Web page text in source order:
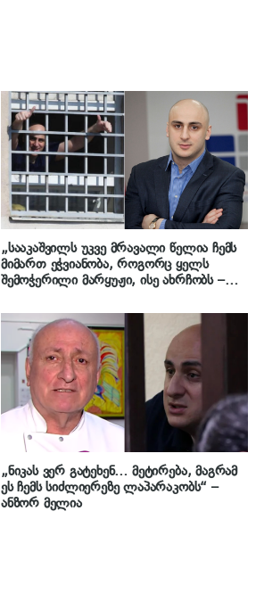
„სააკაშვილს უკვე მრავალი წელია ჩემს
მიმართ ეჭვიანობა, როგორც ყელს
შემოჭერილი მარყუჟი, ისე ახრჩობს –
პროზაულია – სადაც სააკაშვილია, იქ
ქვეყნის ინტერესი არაა, იქ მხოლოდ
კერძო ეგოისტური ინტერესია“ – ნიკა
მელია
„ნიკას ვერ გატეხენ… მეტირება, მაგრამ
ეს ჩემს სიძლიერეზე ლაპარაკობს“ –
ანზორ მელია